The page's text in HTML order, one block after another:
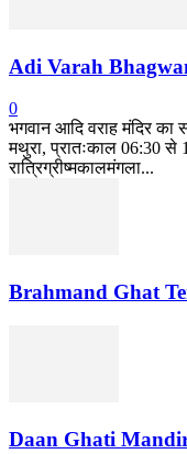
Adi Varah
0
भगवान आदि वराह मंदिर का
मथुरा, प्रातःकाल 06:30 से
रात्रिग्रीष्मकालमंगला...
Brahmand Ghat
Daan Ghati